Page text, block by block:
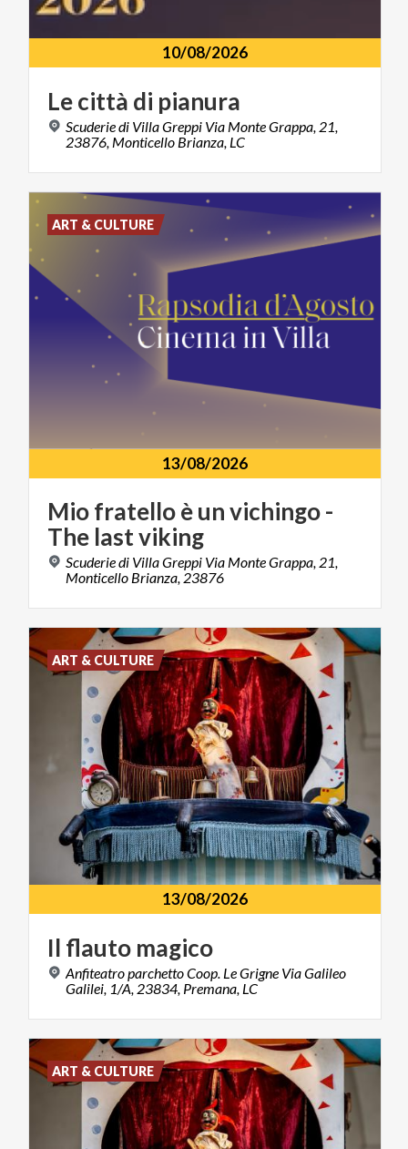
10/08/2026
Lecittà di pianura
Scuderie di Villa Greppi Via Monte Grappa, 21,
23876, Monticello Brianza, LC
13/08/2026
Miofratelloèunvichingo-
The lastviking
Scuderie di Villa Greppi Via Monte Grappa, 21,
Monticello Brianza, 23876
ART & CULTURE
13/08/2026
Il flauto magico
Anfiteatro parchetto Coop. Le Grigne Via Galileo
Galilei, 1/A, 23834, Premana, LC
ART & CULTURE
ART & CULTURE